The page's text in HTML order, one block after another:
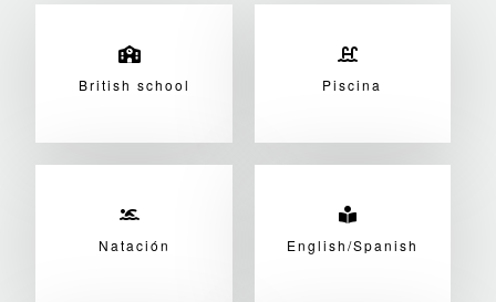
British school Piscina
Natación English/Spanish